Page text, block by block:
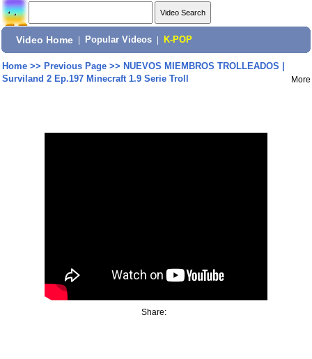
Video Home Popular Videos K-POP
Home>> Previous Page>> NUEVOS MIEMBROS TROLLEADOS |
Surviland 2 Ep.197 Minecraft 1.9 Serie Troll
More
Share: